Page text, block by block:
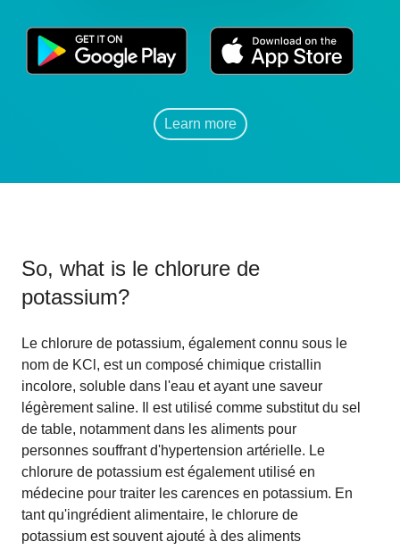
Learn more
So, what is le chlorure de
potassium?
Le chlorure de potassium, également connu sous le
nom de KCl, est un composé chimique cristallin
incolore, soluble dans l'eau et ayant une saveur
légèrement saline. Il est utilisé comme substitut du sel
de table, notamment dans les aliments pour
personnes souffrant d'hypertension artérielle. Le
chlorure de potassium est également utilisé en
médecine pour traiter les carences en potassium. En
tant qu'ingrédient alimentaire, le chlorure de
potassium est souvent ajouté à des aliments